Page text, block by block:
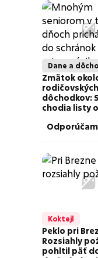
Dane a
Zmätok
rodičovských
dôchodkov:
chodia listy o
kedy prídu 2
Koktejl
Peklo pri
Rozsiahly
pohltil päť